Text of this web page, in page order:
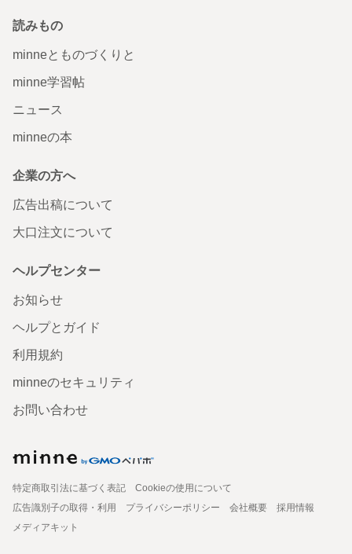
読みもの
minneとものづくりと
minne学習帖
ニュース
minneの本
企業の方へ
広告出稿について
大口注文について
ヘルプセンター
お知らせ
ヘルプとガイド
利用規約
minneのセキュリティ
お問い合わせ
特定商取引法に基づく表記
Cookieの使用について
広告識別子の取得・利用
プライバシーポリシー 会社概要
採用情報
メディアキット